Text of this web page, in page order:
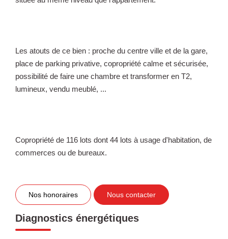
Les atouts de ce bien : proche du centre ville et de la gare,
place de parking privative, copropriété calme et sécurisée,
possibilité de faire une chambre et transformer en T2,
lumineux, vendu meublé, ...
Copropriété de 116 lots dont 44 lots à usage d'habitation, de
commerces ou de bureaux.
Nos honoraires Nous contacter
Diagnostics énergétiques